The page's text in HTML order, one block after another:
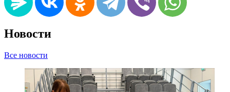
Новости
Все новости